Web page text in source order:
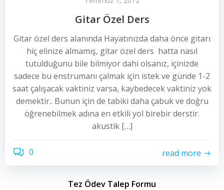
Gitar Özel Ders
Gitar özel ders alanında Hayatınızda daha önce gitarı
hiç elinize almamış, gitar özel ders hatta nasıl
tutulduğunu bile bilmiyor dahi olsanız, içinizde
sadece bu enstrumanı çalmak için istek ve günde 1-2
saat çalışacak vaktiniz varsa, kaybedecek vaktiniz yok
demektir.. Bunun için de tabiki daha çabuk ve doğru
öğrenebilmek adına en etkili yol birebir derstir.
akustik […]
0 read more
Tez Ödev Talep Formu